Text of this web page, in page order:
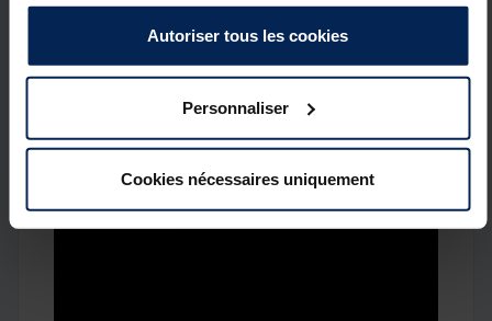
Autoriser tous les cookies
Personnaliser
Cookies nécessaires uniquement